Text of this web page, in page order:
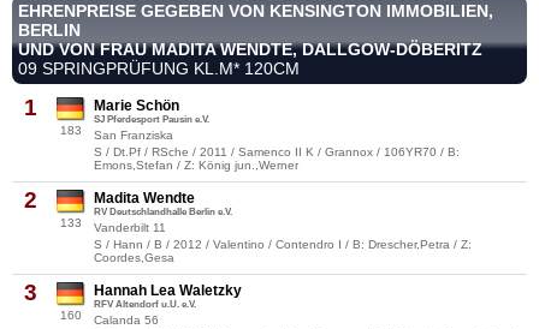
EHRENPREISE GEGEBEN VON KENSINGTON IMMOBILIEN,
BERLIN
UND VON FRAU MADITA WENDTE, DALLGOW-DÖBERITZ
09 SPRINGPRÜFUNG KL.M* 120CM
1
183
Marie Schön
SJ Pferdesport Pausin e.V.
San Franziska
S / Dt.Pf / RSche / 2011 / Samenco II K / Grannox / 106YR70 / B:
Emons,Stefan / Z: König jun.,Werner
2
133
Madita Wendte
RV Deutschlandhalle Berlin e.V.
Vanderbilt 11
S / Hann / B / 2012 / Valentino / Contendro I / B: Drescher,Petra / Z:
Coordes,Gesa
3
160
Hannah Lea Waletzky
RFV Altendorf u.U. e.V.
Calanda 56